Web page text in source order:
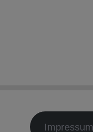
Impressum